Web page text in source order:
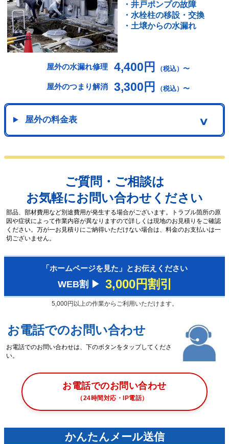
・井戸ポンプの故障
・水栓柱の移設・交換
・土壌からの水漏れ
屋外の水漏れ修理 4,400円 （税込）〜
屋外のつまり解消 3,300円 （税込）〜
屋外の料金表 ∨
ご質問・ご相談は
お気軽にお問い合わせください
部品、部材費用など別途費用が発生する場合がございます。トラブル箇所の原
因や症状によって作業内容が異なりますので詳しくは現地のお見積りをご確認
ください。万が一お見積りにご納得いただけない場合は、料金のお支払いは一
切ございません。
「ホームページを見た」とお伝えください
WEB割 ▶︎ 3,000円割引
5,000円以上の作業からご利用いただけます。
お電話でのお問い合わせ
お電話でのお問い合わせは、下のボタンをタップしてくださ
い。
お電話でのお問い合わせ
（24時間対応・IP電話）
かんたんメール送信